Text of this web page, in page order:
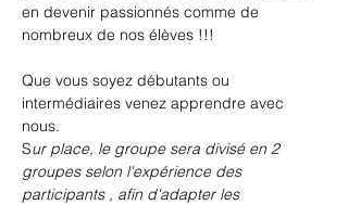
en devenir passionnés comme de
nombreux de nos élèves !!!
Que vous soyez débutants ou
intermédiaires venez apprendre avec
nous.
Sur place, le groupe sera divisé en 2
groupes selon l'expérience des
participants , afin d'adapter les